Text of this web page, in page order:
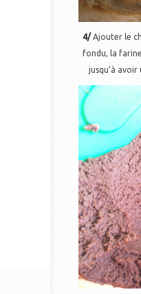
4/Ajouter le
fondu, la
jusqu’à